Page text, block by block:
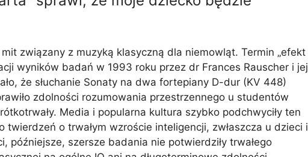
związany z muzyką klasyczną dla niemowląt. Termin „efekt
wyników badań w 1993 roku przez dr Frances Rauscher i jej
że słuchanie Sonaty na dwa fortepiany D-dur (KV 448)
zdolności rozumowania przestrzennego u studentów
Media i popularna kultura szybko podchwyciły ten
twierdzeń o trwałym wzroście inteligencji, zwłaszcza u dzieci i
późniejsze, szersze badania nie potwierdziły trwałego